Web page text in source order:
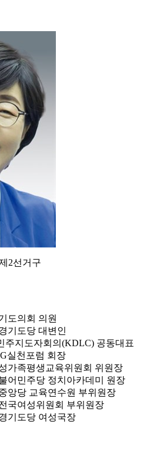
2선거구
도의회 의원
기도당 대변인
주지도자회의(KDLC) 공동대표
실천포럼 회장
가족평생교육위원회 위원장
어민주당 정치아카데미 원장
앙당 교육연수원 부위원장
국여성위원회 부위원장
기도당 여성국장